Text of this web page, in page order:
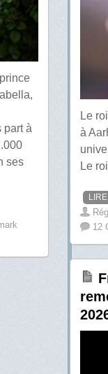
part à
ses
Le
à
Le
12